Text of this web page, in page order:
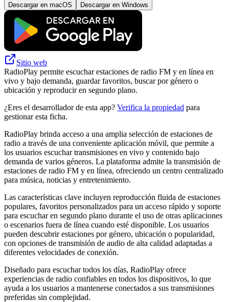
Descargar en macOS Descargar en Windows
Sitio web
RadioPlay permite escuchar estaciones de radio FM y en línea en
vivo y bajo demanda, guardar favoritos, buscar por género o
ubicación y reproducir en segundo plano.
¿Eres el desarrollador de esta app? Verifica la propiedad para
gestionar esta ficha.
RadioPlay brinda acceso a una amplia selección de estaciones de
radio a través de una conveniente aplicación móvil, que permite a
los usuarios escuchar transmisiones en vivo y contenido bajo
demanda de varios géneros. La plataforma admite la transmisión de
estaciones de radio FM y en línea, ofreciendo un centro centralizado
para música, noticias y entretenimiento.
Las características clave incluyen reproducción fluida de estaciones
populares, favoritos personalizados para un acceso rápido y soporte
para escuchar en segundo plano durante el uso de otras aplicaciones
o escenarios fuera de línea cuando esté disponible. Los usuarios
pueden descubrir estaciones por género, ubicación o popularidad,
con opciones de transmisión de audio de alta calidad adaptadas a
diferentes velocidades de conexión.
Diseñado para escuchar todos los días, RadioPlay ofrece
experiencias de radio confiables en todos los dispositivos, lo que
ayuda a los usuarios a mantenerse conectados a sus transmisiones
preferidas sin complejidad.